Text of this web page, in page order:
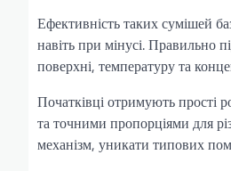
Ефективність таких сумішей
навіть при мінусі. Правильно
поверхні, температуру та
Початківці отримують прості
та точними пропорціями для
механізм, уникати типових